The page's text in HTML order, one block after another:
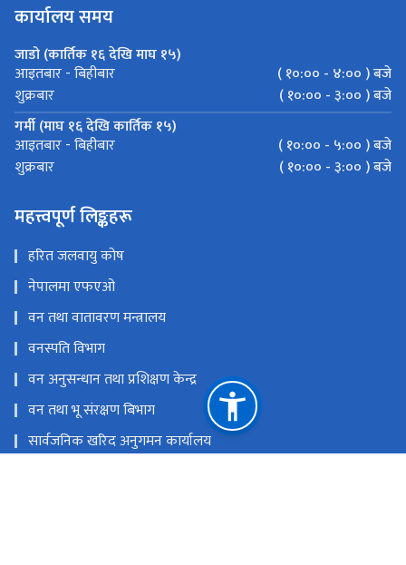
कार्यालय समय
जाडो (कार्तिक १६ देखि माघ १५)
आइतबार - बिहीबार
( १०:०० - ४:०० ) बजे
शुक्रबार
( १०:०० - ३:०० ) बजे
गर्मी (माघ १६ देखि कार्तिक १५)
आइतबार - बिहीबार
( १०:०० - ५:०० ) बजे
शुक्रबार
( १०:०० - ३:०० ) बजे
महत्त्वपूर्ण लिङ्कहरू
हरित जलवायु कोष
नेपालमा एफएओ
वन तथा वातावरण मन्त्रालय
वनस्पति विभाग
वन अनुसन्धान तथा प्रशिक्षण केन्द्र
वन तथा भू संरक्षण बिभाग
सार्वजनिक खरिद अनुगमन कार्यालय